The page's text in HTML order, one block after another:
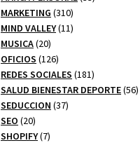
MARKETING 310310
productos
MIND VALLEY 1111
MUSICA 2020
productos
OFICIOS 126126
productos
REDES SOCIALES 181181
productos
SALUD BIENESTAR DEPORTE 5656
SEDUCCION 3737
SEO 2020
productos
SHOPIFY 77